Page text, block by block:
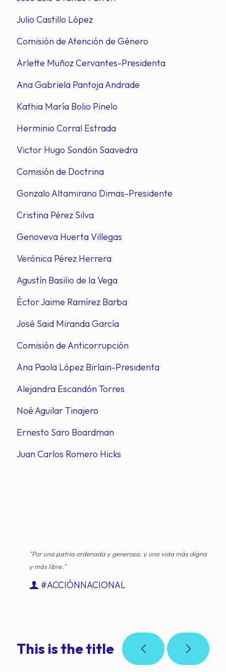
Julio Castillo López
Comisión de Atención de Género
Arlette Muñoz Cervantes-Presidenta
Ana Gabriela Pantoja Andrade
Kathia María Bolio Pinelo
Herminio Corral Estrada
Victor Hugo Sondón Saavedra
Comisión de Doctrina
Gonzalo Altamirano Dimas-Presidente
Cristina Pérez Silva
Genoveva Huerta Villegas
Verónica Pérez Herrera
Agustín Basilio de la Vega
Éctor Jaime Ramírez Barba
José Said Miranda García
Comisión de Anticorrupción
Ana Paola López Birlain-Presidenta
Alejandra Escandón Torres
Noé Aguilar Tinajero
Ernesto Saro Boardman
Juan Carlos Romero Hicks
"Por una patria ordenada y generosa, y una vida más digna
y más libre."
#ACCIÓNNACIONAL
This is the title